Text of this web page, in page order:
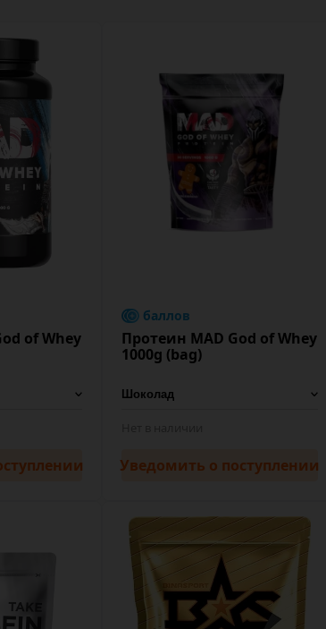
of Whey
баллов
Протеин MAD God of Whey
1000g (bag)
Уведомить о поступлении